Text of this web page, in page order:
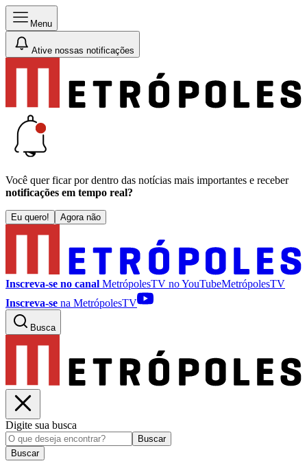
Menu
Ative nossas notificações
Você quer ficar por dentro das notícias mais importantes e receber
notificações em tempo real?
Eu quero! Agora não
Inscreva-se no canal MetrópolesTV noYouTubeMetrópolesTV
Inscreva-se na MetrópolesTV
Busca
Digite sua busca
Buscar
Buscar